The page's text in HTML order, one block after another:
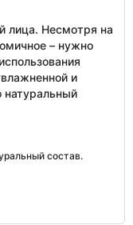
лица. Несмотря на
– нужно
и
состав.